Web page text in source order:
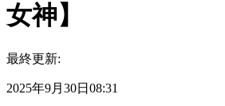
女神】
最終更新:
2025年9月30日08:31